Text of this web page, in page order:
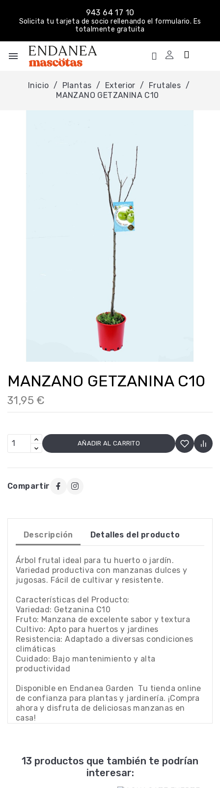
943 64 17 10
Solicita tu tarjeta de socio rellenando el formulario. Es
totalmente gratuita
menu
Inicio Plantas Exterior
Frutales
MANZANO GETZANINA C10
MANZANO GETZANINA C10
31,95 €
AÑADIR AL CARRITO
Compartir
Descripción Detalles del producto
Árbol frutal ideal para tu huerto o jardín.
Variedad productiva con manzanas dulces y
jugosas. Fácil de cultivar y resistente.
Características del Producto:
Variedad: Getzanina C10
Fruto: Manzana de excelente sabor y textura
Cultivo: Apto para huertos y jardines
Resistencia: Adaptado a diversas condiciones
climáticas
Cuidado: Bajo mantenimiento y alta
productividad
Disponible en Endanea Garden  Tu tienda online
de confianza para plantas y jardinería. ¡Compra
ahora y disfruta de deliciosas manzanas en
casa!
13 productos que también te podrían
interesar: